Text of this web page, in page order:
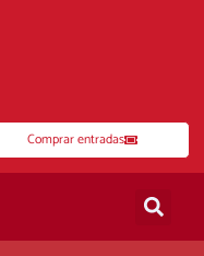
Comprar entradas